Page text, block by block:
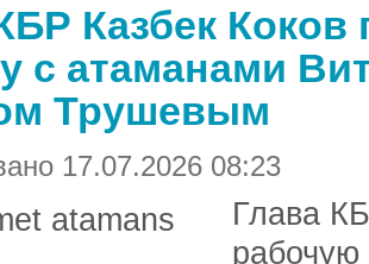
Казбек
с атаманами
Трушевым
17.07.2026 08:23
Глава
рабочую